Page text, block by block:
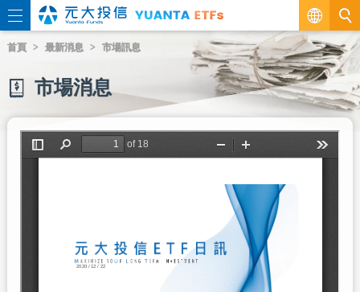
繁
EN
首頁 最新消息 市場訊息
市場消息